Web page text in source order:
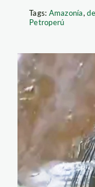
Tags: Amazonía,
Petroperú